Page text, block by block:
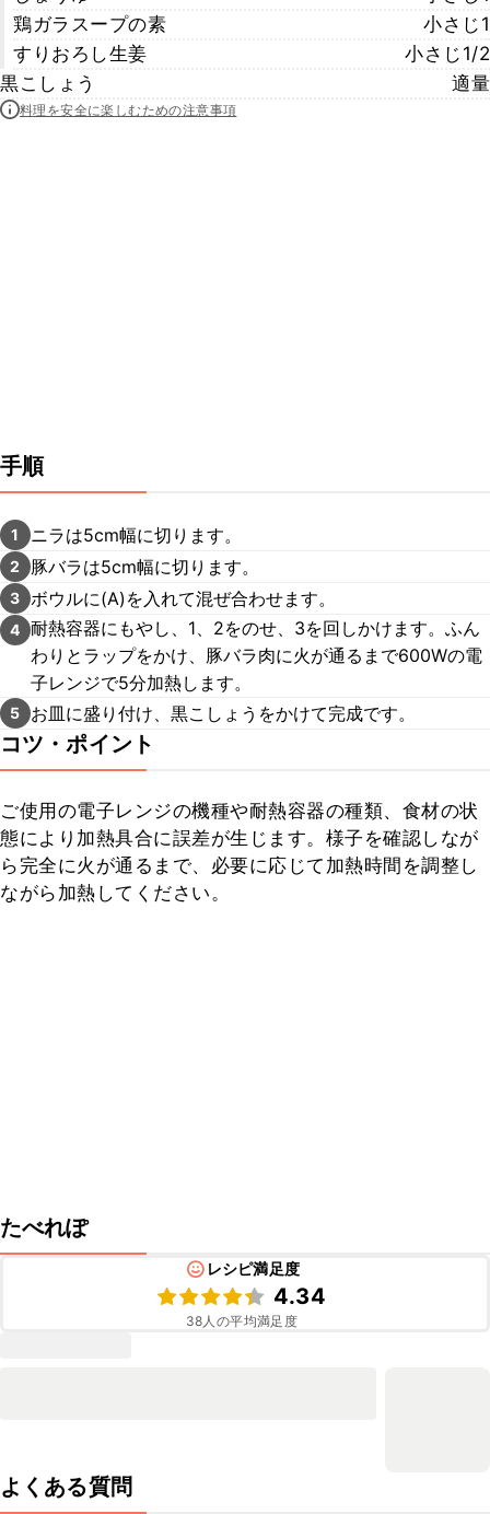
鶏ガラスープの素
小さじ1
すりおろし生姜
小さじ1/2
黒こしょう
適量
料理を安全に楽しむための注意事項
手順
1 ニラは5cm幅に切ります。
2 豚バラは5cm幅に切ります。
3 ボウルに(A)を入れて混ぜ合わせます。
4 耐熱容器にもやし、1、2をのせ、3を回しかけます。ふん
わりとラップをかけ、豚バラ肉に火が通るまで600Wの電
子レンジで5分加熱します。
5 お皿に盛り付け、黒こしょうをかけて完成です。
コツ・ポイント
ご使用の電子レンジの機種や耐熱容器の種類、食材の状
態により加熱具合に誤差が生じます。様子を確認しなが
ら完全に火が通るまで、必要に応じて加熱時間を調整し
ながら加熱してください。
たべれぽ
レシピ満足度
4.34
38人の平均満足度
よくある質問